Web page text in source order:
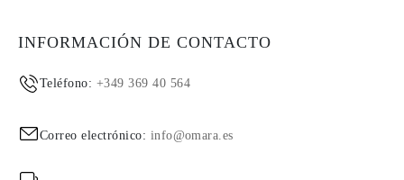
INFORMACIÓN DE CONTACTO
Teléfono: +349 369 40 564
Correo electrónico: info@omara.es